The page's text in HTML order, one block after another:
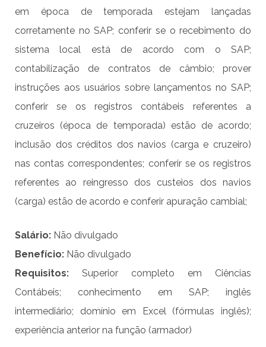
em época de temporada estejam lançadas
corretamente no SAP; conferir se o recebimento do
sistema local está de acordo com o SAP;
contabilização de contratos de câmbio; prover
instruções aos usuários sobre lançamentos no SAP;
conferir se os registros contábeis referentes a
cruzeiros (época de temporada) estão de acordo;
inclusão dos créditos dos navios (carga e cruzeiro)
nas contas correspondentes; conferir se os registros
referentes ao reingresso dos custeios dos navios
(carga) estão de acordo e conferir apuração cambial;
Salário: Não divulgado
Benefício: Não divulgado
Requisitos: Superior completo em Ciências
Contábeis; conhecimento em SAP; inglês
intermediário; domínio em Excel (fórmulas inglês);
experiência anterior na função (armador)